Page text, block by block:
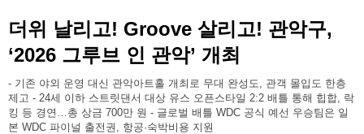
더위 날리고! Groove 살리고! 관악구,
‘2026 그루브 인 관악’ 개최
- 기존 야외 운영 대신 관악아트홀 개최로 무대 완성도, 관객 몰입도 한층
제고 - 24세 이하 스트릿댄서 대상 유스 오픈스타일 2:2 배틀 통해 힙합, 락
킹 등 경연…총 상금 700만 원 - 글로벌 배틀 WDC 공식 예선 우승팀은 일
본 WDC 파이널 출전권, 항공·숙박비용 지원